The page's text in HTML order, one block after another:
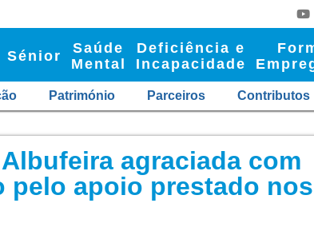
Sénior
Saúde
Mental
Deficiência e
Incapacidade
Património Parceiros Contributos
agraciada com
pelo apoio prestado